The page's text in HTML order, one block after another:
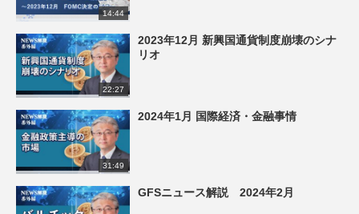
14:44
22:27
2023年12月 新興国通貨制度崩壊のシナ
リオ
31:49
2024年1月 国際経済・金融事情
GFSニュース解説 2024年2月